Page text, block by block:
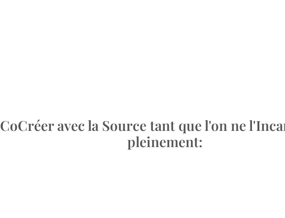
CoCréer avec la Source tant que l'on ne
pleinement: